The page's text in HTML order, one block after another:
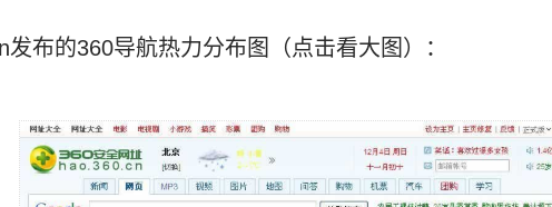
发布的360导航热力分布图（点击看大图）：